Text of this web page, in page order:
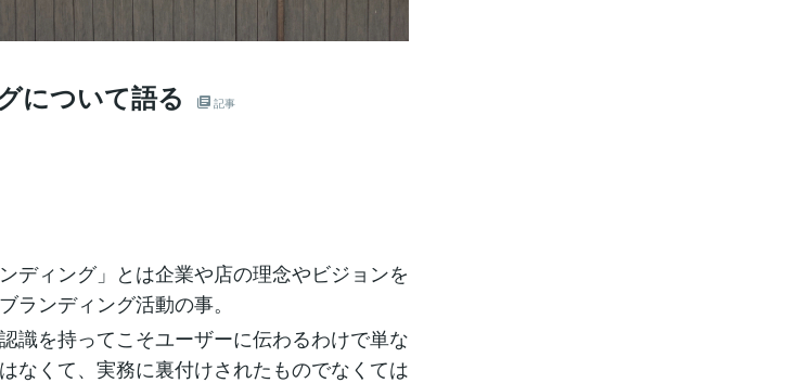
について語る 記事
ディング」とは企業や店の理念やビジョンを
ランディング活動の事。
識を持ってこそユーザーに伝わるわけで単な
なくて、実務に裏付けされたものでなくては